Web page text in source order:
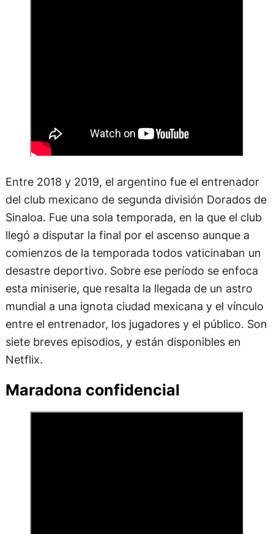
Entre 2018 y 2019, el argentino fue el entrenador
del club mexicano de segunda división Dorados de
Sinaloa. Fue una sola temporada, en la que el club
llegó a disputar la final por el ascenso aunque a
comienzos de la temporada todos vaticinaban un
desastre deportivo. Sobre ese período se enfoca
esta miniserie, que resalta la llegada de un astro
mundial a una ignota ciudad mexicana y el vínculo
entre el entrenador, los jugadores y el público. Son
siete breves episodios, y están disponibles en
Netflix.
Maradona confidencial